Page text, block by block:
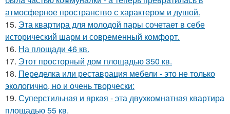
атмосферное пространство с характером и душой.
15. Эта квартира для молодой пары сочетает в себе
исторический шарм и современный комфорт.
16. На площади 46 кв.
17. Этот просторный дом площадью 350 кв.
18. Переделка или реставрация мебели - это не только
экологично, но и очень творчески:
19. Суперстильная и яркая - эта двухкомнатная квартира
площадью 55 кв.